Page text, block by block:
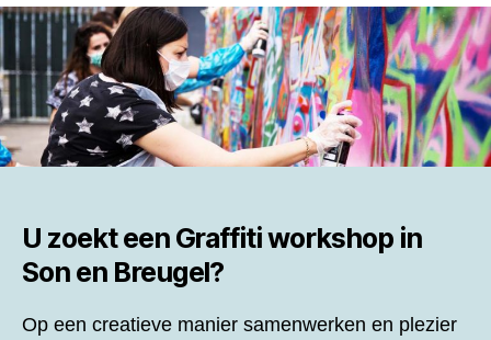
U zoekt een Graffiti workshop in
Son en Breugel?
Op een creatieve manier samenwerken en plezier